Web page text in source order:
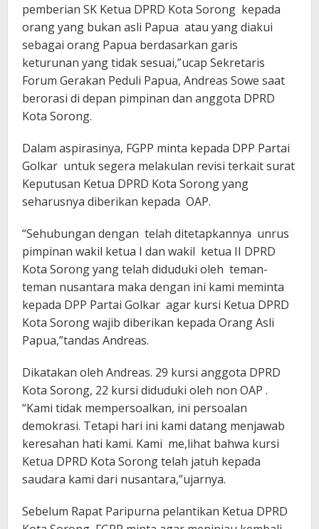
pemberian SK Ketua DPRD Kota Sorong kepada
orang yang bukan asli Papua atau yang diakui
sebagai orang Papua berdasarkan garis
keturunan yang tidak sesuai,”ucap Sekretaris
Forum Gerakan Peduli Papua, Andreas Sowe saat
berorasi di depan pimpinan dan anggota DPRD
Kota Sorong.
Dalam aspirasinya, FGPP minta kepada DPP Partai
Golkar untuk segera melakulan revisi terkait surat
Keputusan Ketua DPRD Kota Sorong yang
seharusnya diberikan kepada OAP.
“Sehubungan dengan telah ditetapkannya unrus
pimpinan wakil ketua I dan wakil ketua II DPRD
Kota Sorong yang telah diduduki oleh teman-
teman nusantara maka dengan ini kami meminta
kepada DPP Partai Golkar agar kursi Ketua DPRD
Kota Sorong wajib diberikan kepada Orang Asli
Papua,”tandas Andreas.
Dikatakan oleh Andreas. 29 kursi anggota DPRD
Kota Sorong, 22 kursi diduduki oleh non OAP .
“Kami tidak mempersoalkan, ini persoalan
demokrasi. Tetapi hari ini kami datang menjawab
keresahan hati kami. Kami me,lihat bahwa kursi
Ketua DPRD Kota Sorong telah jatuh kepada
saudara kami dari nusantara,”ujarnya.
Sebelum Rapat Paripurna pelantikan Ketua DPRD